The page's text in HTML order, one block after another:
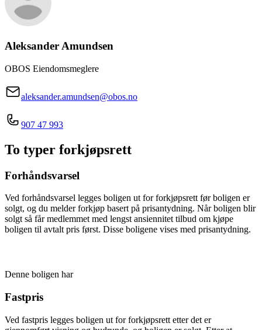
Aleksander Amundsen
OBOS Eiendomsmeglere
aleksander.amundsen@obos.no
907 47 993
To typer forkjøpsrett
Forhåndsvarsel
Ved forhåndsvarsel legges boligen ut for forkjøpsrett før boligen er
solgt, og du melder forkjøp basert på prisantydning. Når boligen blir
solgt så får medlemmet med lengst ansiennitet tilbud om kjøpe
boligen til avtalt pris først. Disse boligene vises med prisantydning.
Denne boligen har
Fastpris
Ved fastpris legges boligen ut for forkjøpsrett etter det er